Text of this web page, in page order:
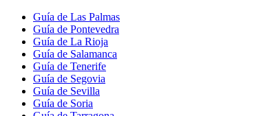
Guía de Las Palmas
Guía de Pontevedra
Guía de La Rioja
Guía de Salamanca
Guía de Tenerife
Guía de Segovia
Guía de Sevilla
Guía de Soria